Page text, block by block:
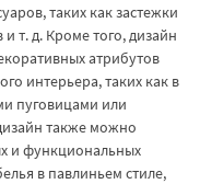
таких как застежки
т. д. Кроме того, дизайн
атрибутов
интерьера, таких как в
пуговицами или
также можно
и функциональных
в павлиньем стиле,